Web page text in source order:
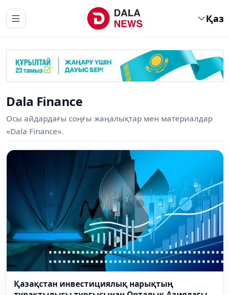
Қаз
Dala Finance
Осы айдардағы соңғы жаңалықтар мен материалдар
«Dala Finance».
Қазақстан инвестициялық нарықтың